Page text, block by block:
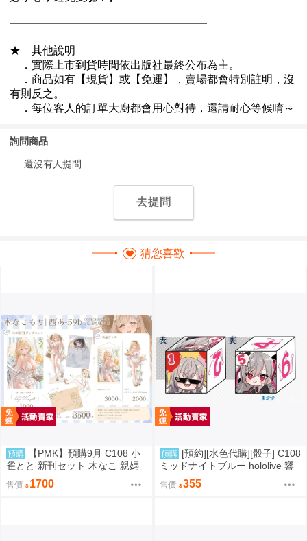
詢問商品
還沒有人提問
去提問
猜您喜歡
預購
【PMK】預購9月 C108 小
雀とと 新刊セット 木なこ 親媽
新刊套組 VSPO
售價 1700
預購 [預約][水色代購][骰子] C108
ミッドナイトブルー hololive 響
咲リオナ
售價 355